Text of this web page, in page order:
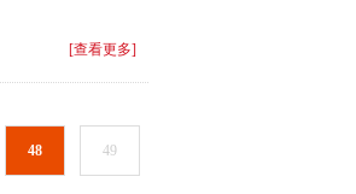
[查看更多]
48 49